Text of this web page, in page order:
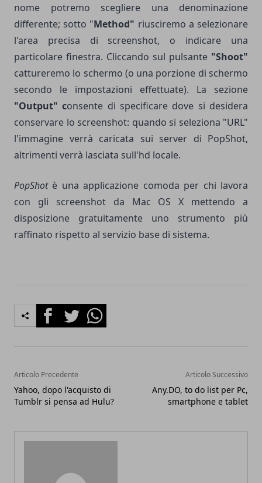
nome potremo scegliere una denominazione
differente; sotto "Method" riusciremo a selezionare
l'area precisa di screenshot, o indicare una
particolare finestra. Cliccando sul pulsante "Shoot"
cattureremo lo schermo (o una porzione di schermo
secondo le impostazioni effettuate). La sezione
"Output" consente di specificare dove si desidera
conservare lo screenshot: quando si seleziona "URL"
l'immagine verrà caricata sui server di PopShot,
altrimenti verrà lasciata sull'hd locale.
PopShotè una applicazione comoda per chi lavora
con gli screenshot da Mac OS X mettendo a
disposizione gratuitamente uno strumento più
raffinato rispetto al servizio base di sistema.
FacebookTwitterWhatsapp
Articolo Precedente
Yahoo, dopo l'acquisto di
Tumblr si pensa ad Hulu?
Articolo Successivo
Any.DO, to do list per Pc,
smartphone e tablet